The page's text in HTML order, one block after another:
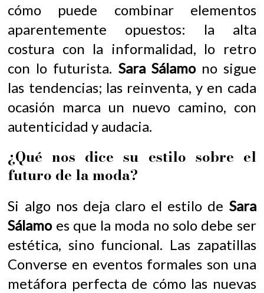
cómo puede combinar elementos
aparentemente opuestos: la alta
costura con la informalidad, lo retro
con lo futurista. Sara Sálamono sigue
las tendencias; las reinventa, y en cada
ocasión marca un nuevo camino, con
autenticidad y audacia.
¿Qué nos dice su estilo sobre el
futuro de la moda?
Si algo nos deja claro el estilo de Sara
Sálamoes que la moda no solo debe ser
estética, sino funcional. Las zapatillas
Converse en eventos formales son una
metáfora perfecta de cómo las nuevas